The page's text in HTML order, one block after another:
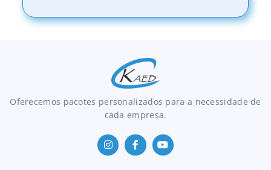
Oferecemos pacotes personalizados para a necessidade de
cada empresa.